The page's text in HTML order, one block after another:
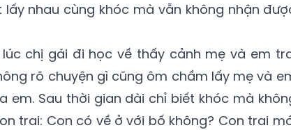
nhau cùng khóc mà vẫn không nhận
chị gái đi học về thấy cảnh mẹ và em
rõ chuyện gì cũng ôm chầm lấy mẹ và
em. Sau thời gian dài chỉ biết khóc mà
trai: Con có về ở với bố không? Con trai